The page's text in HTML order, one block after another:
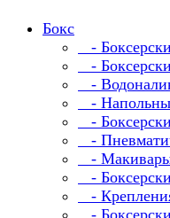
Бокс
-
-
-
-
-
-
-
-
-